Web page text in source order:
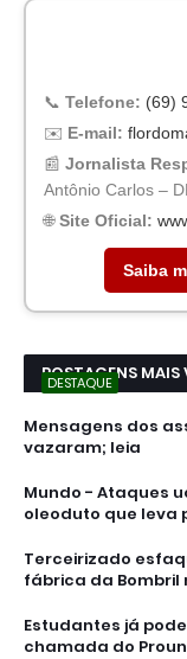
📞 Telefone: (69)
✉️ E-mail:
📰 Jornalista
Antônio Carlos –
🌐Site Oficial:
Saiba
POSTAGENS MAIS
DESTAQUE
Mensagens dos
vazaram; leia
Mundo - Ataques
oleoduto que leva
Terceirizado
fábrica da Bombril
Estudantes já
chamada do